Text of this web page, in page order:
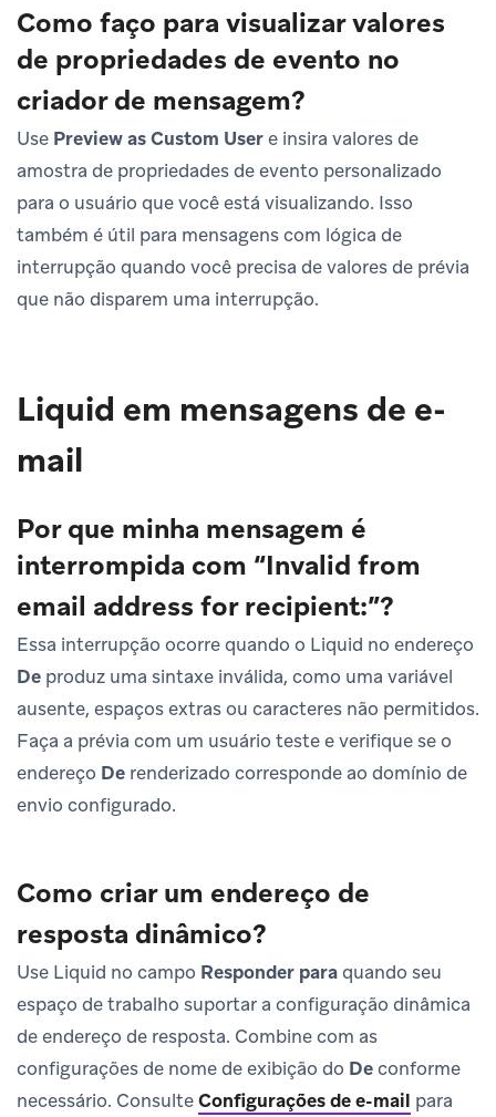
Como faço para visualizar valores
de propriedades de evento no
criador de mensagem?
Use Preview as Custom Usere insira valores de
amostra de propriedades de evento personalizado
para o usuário que você está visualizando. Isso
também é útil para mensagens com lógica de
interrupção quando você precisa de valores de prévia
que não disparem uma interrupção.
Liquid em mensagens de e-
mail
Por que minha mensagem é
interrompida com “Invalid from
email address for recipient:”?
Essa interrupção ocorre quando o Liquid no endereço
De produz uma sintaxe inválida, como uma variável
ausente, espaços extras ou caracteres não permitidos.
Faça a prévia com um usuário teste e verifique se o
endereço De renderizado corresponde ao domínio de
envio configurado.
Como criar um endereço de
resposta dinâmico?
Use Liquid no campo Responder paraquando seu
espaço de trabalho suportar a configuração dinâmica
de endereço de resposta. Combine com as
configurações de nome de exibição do Deconforme
necessário. ConsulteConfigurações de e-mail para